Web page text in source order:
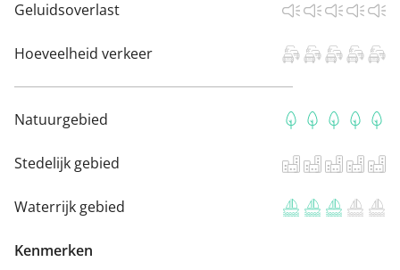
Geluidsoverlast
Hoeveelheid verkeer
Natuurgebied
Stedelijk gebied
Waterrijk gebied
Kenmerken